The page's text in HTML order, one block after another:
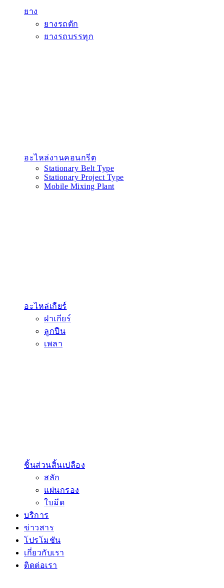
ยาง
ยางรถตัก
ยางรถบรรทุก
อะไหล่งานคอนกรีต
Stationary Belt Type
Stationary Project Type
Mobile Mixing Plant
อะไหล่เกียร์
ฝาเกียร์
ลูกปืน
เพลา
ชิ้นส่วนสิ้นเปลือง
สลัก
แผ่นกรอง
ใบมีด
บริการ
ข่าวสาร
โปรโมชัน
เกี่ยวกับเรา
ติดต่อเรา